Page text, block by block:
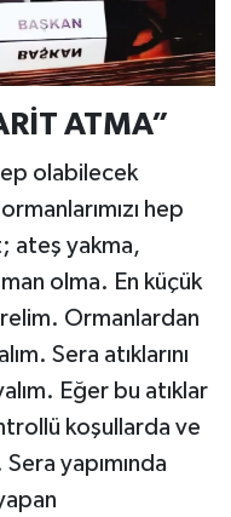
ATMA”
olabilecek
hep
ateş yakma,
olma. En küçük
Ormanlardan
Sera atıklarını
Eğer bu atıklar
koşullarda ve
yapımında